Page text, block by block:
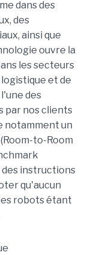
dans des
des
ainsi que
ouvre la
les secteurs
et de
des
par nos clients
notamment un
to-Room
instructions
qu'aucun
robots étant